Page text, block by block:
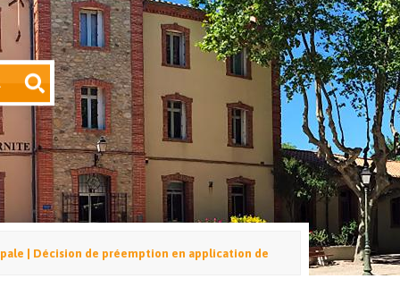
| Décision de préemption en application de